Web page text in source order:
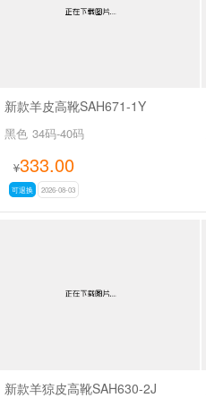
新款羊皮高靴SAH671-1Y
黑色 34码-40码
¥333.00
可退换 2026-08-03
新款羊猄皮高靴SAH630-2J